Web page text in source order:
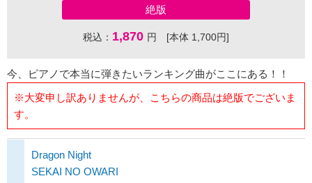
絶版
税込： 1,870 円 [本体 1,700円]
今、ピアノで本当に弾きたいランキング曲がここにある！！
※大変申し訳ありませんが、こちらの商品は絶版でございま
す。
Dragon Night
SEKAI NO OWARI